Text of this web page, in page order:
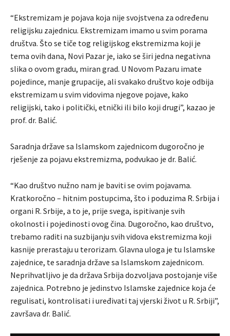
“Ekstremizam je pojava koja nije svojstvena za određenu
religijsku zajednicu. Ekstremizam imamo u svim porama
društva. Što se tiče tog religijskog ekstremizma koji je
tema ovih dana, Novi Pazar je, iako se širi jedna negativna
slika o ovom gradu, miran grad. U Novom Pazaru imate
pojedince, manje grupacije, ali svakako društvo koje odbija
ekstremizam u svim vidovima njegove pojave, kako
religijski, tako i politički, etnički ili bilo koji drugi”, kazao je
prof. dr. Balić.
Saradnja države sa Islamskom zajednicom dugoročno je
rješenje za pojavu ekstremizma, podvukao je dr. Balić.
“Kao društvo nužno nam je baviti se ovim pojavama.
Kratkoročno – hitnim postupcima, što i poduzima R. Srbija i
organi R. Srbije, a to je, prije svega, ispitivanje svih
okolnosti i pojedinosti ovog čina. Dugoročno, kao društvo,
trebamo raditi na suzbijanju svih vidova ekstremizma koji
kasnije prerastaju u terorizam. Glavna uloga je tu Islamske
zajednice, te saradnja države sa Islamskom zajednicom.
Neprihvatljivo je da država Srbija dozvoljava postojanje više
zajednica. Potrebno je jedinstvo Islamske zajednice koja će
regulisati, kontrolisati i uređivati taj vjerski život u R. Srbiji”,
završava dr. Balić.